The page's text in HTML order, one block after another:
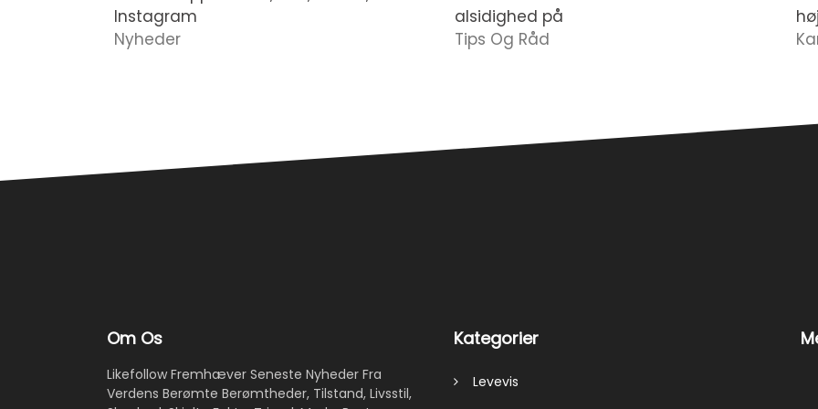
Instagram
Nyheder
alsidighed på
Tips Og Råd
Om Os
Likefollow Fremhæver Seneste Nyheder Fra
Verdens Berømte Berømtheder, Tilstand, Livsstil,
Kategorier
Levevis